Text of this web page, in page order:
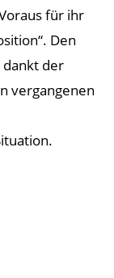
für ihr
Den
dankt der
vergangenen